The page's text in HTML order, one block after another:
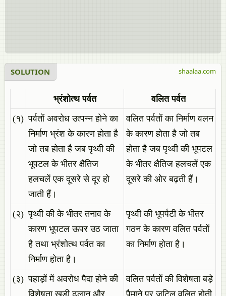
SOLUTION
भ्रंशोत्थ पर्वत
वलित पर्वत
(१) पर्वतों अवरोध उत्पन्न होने का
निर्माण भ्रंश के कारण होता है
जो तब होता है जब पृथ्वी की
भूपटल के भीतर क्षैतिज
हलचलें एक दूसरे से दूर हो
जाती हैं।
वलित पर्वतों का निर्माण वलन
के कारण होता है जो तब
होता है जब पृथ्वी की भूपटल
के भीतर क्षैतिज हलचलें एक
दूसरे की ओर बढ़ती हैं।
(२) पृथ्वी की के भीतर तनाव के
कारण भूपटल ऊपर उठ जाता
है तथा भ्रंशोत्थ पर्वत का
निर्माण होता है।
पृथ्वी की भूपर्पटी के भीतर
गठन के कारण वलित पर्वतों
का निर्माण होता है।
(३) पहाड़ों में अवरोध पैदा होने की
विशेषता खड़ी ढलान और
वलित पर्वतों की विशेषता बड़े
पैमाने पर जटिल वलित होती
shaalaa.com